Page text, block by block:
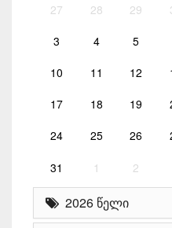
27 28 29
3 4 5
10 11 12
17 18 19
24 25 26
31 1 2
2026 წელი